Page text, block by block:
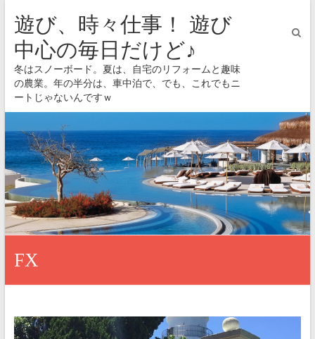
遊び、時々仕事！ 遊び
中心の毎日だけど♪
冬はスノーボード。夏は、自宅のリフォームと趣味
の農業。年の半分は、車中泊で、でも、これでもニ
ートじゃないんですｗ
FX